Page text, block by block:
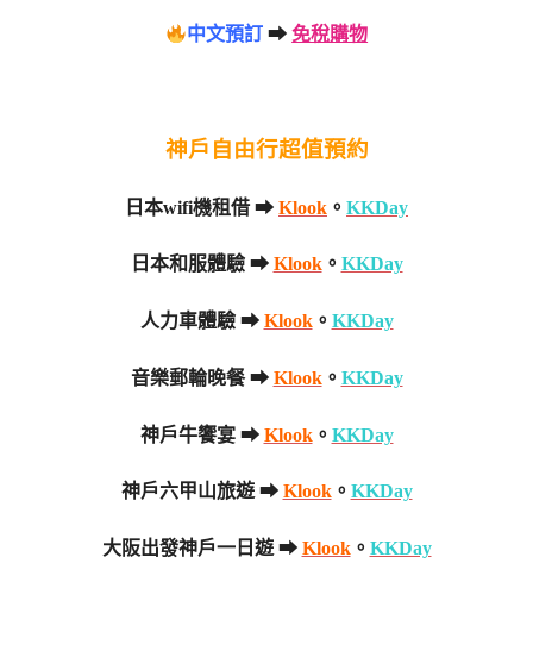
中文預訂 ➡免稅購物
神戶自由行超值預約
日本wifi機租借 ➡ Klook 。 KKDay
日本和服體驗 ➡ Klook。 KKDay
人力車體驗 ➡ Klook。 KKDay
音樂郵輪晚餐 ➡ Klook。 KKDay
神戶牛饗宴 ➡ Klook。 KKDay
神戶六甲山旅遊 ➡ Klook。 KKDay
大阪出發神戶一日遊 ➡ Klook。 KKDay